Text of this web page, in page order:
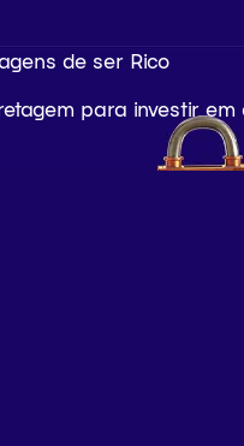
de ser Rico
para investir